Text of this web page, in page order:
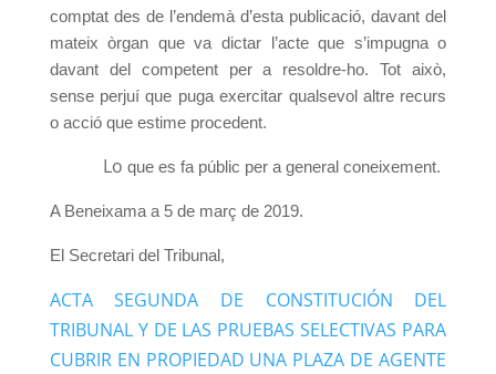
comptat des de l’endemà d’esta publicació, davant del
mateix òrgan que va dictar l’acte que s’impugna o
davant del competent per a resoldre-ho. Tot això,
sense perjuí que puga exercitar qualsevol altre recurs
o acció que estime procedent.
Lo que es fa públic per a general coneixement.
A Beneixama a 5 de març de 2019.
El Secretari del Tribunal,
ACTA SEGUNDA DE CONSTITUCIÓN DEL
TRIBUNAL Y DE LAS PRUEBAS SELECTIVAS PARA
CUBRIR EN PROPIEDAD UNA PLAZA DE AGENTE